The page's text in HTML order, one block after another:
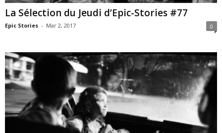
La Sélection du Jeudi d’Epic-Stories #77
Epic Stories - Mar 2, 2017 0